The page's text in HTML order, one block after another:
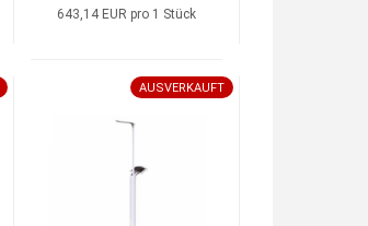
643,14 EUR pro 1 Stück
AUSVERKAUFT